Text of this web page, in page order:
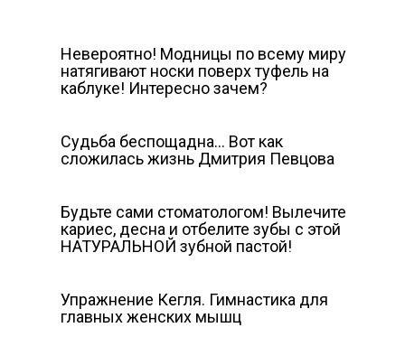
Невероятно! Модницы по всему миру
натягивают носки поверх туфель на
каблуке! Интересно зачем?
Судьба беспощадна… Вот как
сложилась жизнь Дмитрия Певцова
Будьте сами стоматологом! Вылечите
кариес, десна и отбелите зубы с этой
НАТУРАЛЬНОЙ зубной пастой!
Упражнение Кегля. Гимнастика для
главных женских мышц